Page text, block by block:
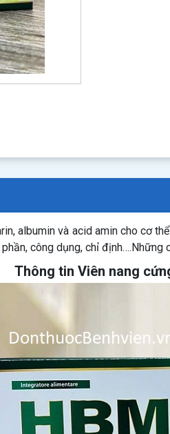
albumin và acid amin cho cơ
công dụng, chỉ định….Những
Thông tin Viên nang